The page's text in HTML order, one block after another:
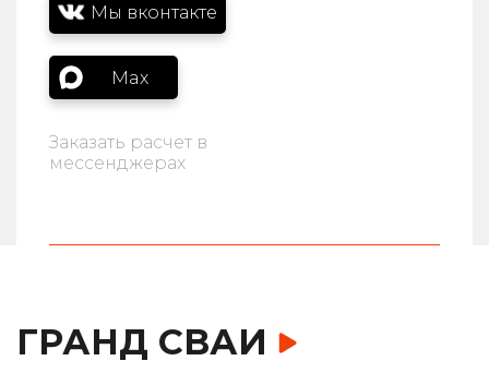
Мы вконтакте
Max
Заказать расчет в
мессенджерах
ГРАНД СВАИ